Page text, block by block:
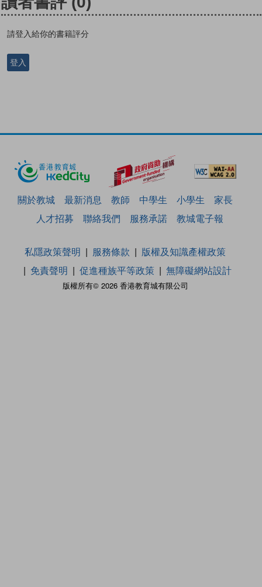
請登入給你的書籍評分
登入
關於教城 最新消息 教師 中學生 小學生
家長
人才招募
聯絡我們 服務承諾 教城電子報
版權所有© 2026 香港教育城有限公司
私隱政策聲明 服務條款
版權及知識產權政策
免責聲明
促進種族平等政策 無障礙網站設計